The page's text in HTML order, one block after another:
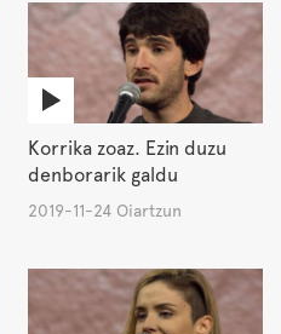
Korrika zoaz. Ezin duzu
denborarik galdu
2019-11-24 Oiartzun